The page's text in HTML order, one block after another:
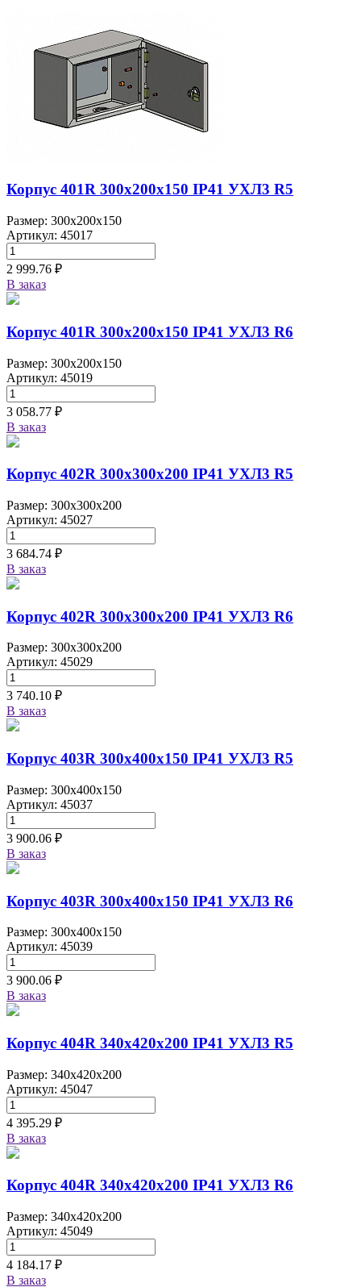
Корпус 401R 300х200х150 IP41 УХЛ3 R5
Размер: 300x200x150
Артикул: 45017
2 999.76 ₽
В заказ
Корпус 401R 300х200х150 IP41 УХЛ3 R6
Размер: 300x200x150
Артикул: 45019
3 058.77 ₽
В заказ
Корпус 402R 300х300х200 IP41 УХЛ3 R5
Размер: 300x300x200
Артикул: 45027
3 684.74 ₽
В заказ
Корпус 402R 300х300х200 IP41 УХЛ3 R6
Размер: 300x300x200
Артикул: 45029
3 740.10 ₽
В заказ
Корпус 403R 300х400х150 IP41 УХЛ3 R5
Размер: 300x400x150
Артикул: 45037
3 900.06 ₽
В заказ
Корпус 403R 300х400х150 IP41 УХЛ3 R6
Размер: 300x400x150
Артикул: 45039
3 900.06 ₽
В заказ
Корпус 404R 340х420х200 IP41 УХЛ3 R5
Размер: 340x420x200
Артикул: 45047
4 395.29 ₽
В заказ
Корпус 404R 340х420х200 IP41 УХЛ3 R6
Размер: 340x420x200
Артикул: 45049
4 184.17 ₽
В заказ